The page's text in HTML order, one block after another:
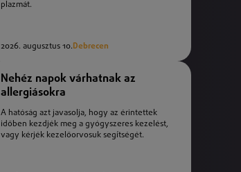
plazmát.
2026. augusztus 10.Debrecen
Nehéz napok várhatnak az
allergiásokra
A hatóság azt javasolja, hogy az érintettek
időben kezdjék meg a gyógyszeres kezelést,
vagy kérjék kezelőorvosuk segítségét.